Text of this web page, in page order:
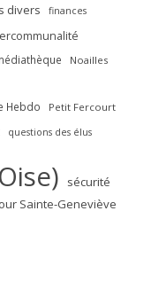
divers finances
Noailles
Hebdo Petit Fercourt
questions des élus
sécurité
Sainte-Geneviève